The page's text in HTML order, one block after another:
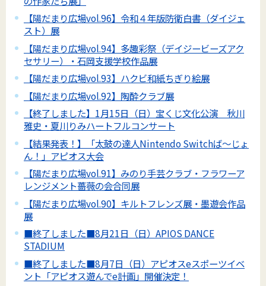
【陽だまり広場vol.96】令和４年版防衛白書（ダイジェ
スト）展
【陽だまり広場vol.94】多趣彩祭（デイジービーズアク
セサリー）・石岡支援学校作品展
【陽だまり広場vol.93】ハクビ和紙ちぎり絵展
【陽だまり広場vol.92】陶酔クラブ展
【終了しました】1月15日（日）宝くじ文化公演 秋川
雅史・夏川りみハートフルコンサート
【結果発表！】「太鼓の達人Nintendo Switchば～じょ
ん！」アピオス大会
【陽だまり広場vol.91】みのり手芸クラブ・フラワーア
レンジメント薔薇の会合同展
【陽だまり広場vol.90】キルトフレンズ展・墨遊会作品
展
■終了しました■8月21日（日）APIOS DANCE
STADIUM
■終了しました■8月7日（日）アピオスeスポーツイベ
ント「アピオス遊んでe計画」開催決定！